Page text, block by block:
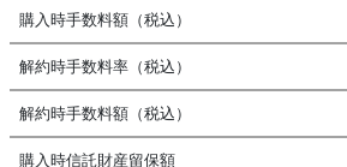
購入時手数料額（税込）
解約時手数料率（税込）
解約時手数料額（税込）
購入時信託財産留保額